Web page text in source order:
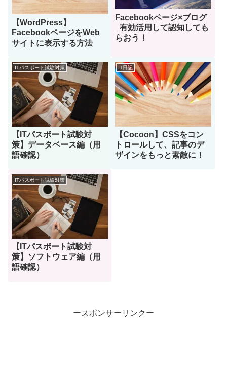
【WordPress】
FacebookページをWeb
サイトに表示する方法
Facebookページ×ブログ
_有効活用して認知しても
らおう！
ITパスポート試験対策
【ITパスポート試験対
策】データベース編（用
語確認）
IT日記
【Cocoon】CSSをコン
トロールして、記事のデ
ザインをもっと素敵に！
ITパスポート試験対策
【ITパスポート試験対
策】ソフトウェア編（用
語確認）
ースポンサーリンクー